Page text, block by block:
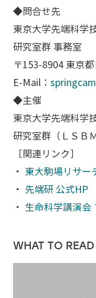
◆問合せ先
東京大学先端科学
研究室群 事務室
〒153-8904 東京
E-Mail：
◆主催
東京大学先端科学
研究室群（ＬＳＢＭ
［関連リンク］
・ 東大駒場リサー
・ 先端研 公式HP
・ 生命科学講演会
WHAT TO